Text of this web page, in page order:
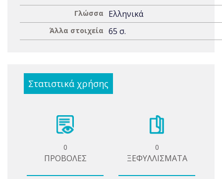
Γλώσσα Ελληνικά
Άλλα στοιχεία 65 σ.
Στατιστικά χρήσης
0
ΠΡΟΒΟΛΕΣ
0
ΞΕΦΥΛΛΙΣΜΑΤΑ